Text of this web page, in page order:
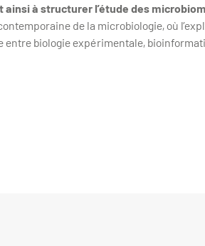
à structurer l’étude des
de la microbiologie, où
biologie expérimentale,